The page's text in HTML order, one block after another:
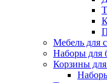
Мебель для
Наборы для
Корзины